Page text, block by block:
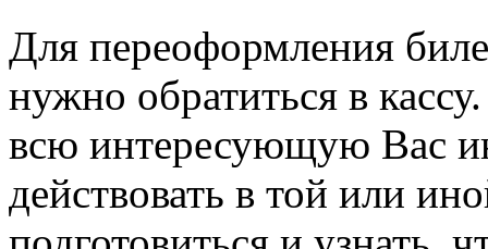
Для переоформления
нужно обратиться в
всю интересующую Вас
действовать в той или